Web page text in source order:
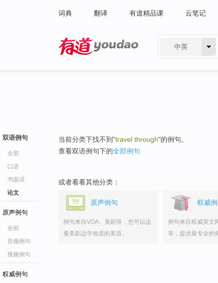
词典 翻译 有道精品课 云笔记
中英
双语例句
全部
口语
书面语
论文
原声例句
全部
音频例句
视频例句
权威例句
当前分类下找不到"travel through"的例句。
查看双语例句下的全部例句
或者看看其他分类：
原声例句
例句来自VOA、美剧等，您可以边
看美剧边学地道的美语。
权威
例句来自权威英文
等，提供最专业的